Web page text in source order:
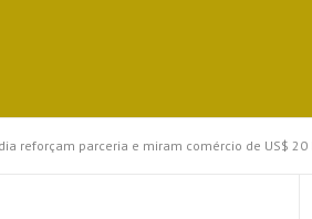
reforçam parceria e miram comércio de US$